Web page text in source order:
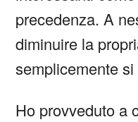
precedenza. A
diminuire la
semplicemente
Ho provveduto a